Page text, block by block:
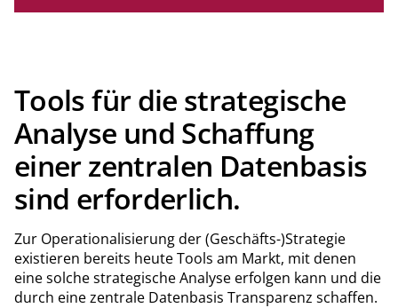
Tools für die strategische
Analyse und Schaffung
einer zentralen Datenbasis
sind erforderlich.
Zur Operationalisierung der (Geschäfts-)Strategie
existieren bereits heute Tools am Markt, mit denen
eine solche strategische Analyse erfolgen kann und die
durch eine zentrale Datenbasis Transparenz schaffen.